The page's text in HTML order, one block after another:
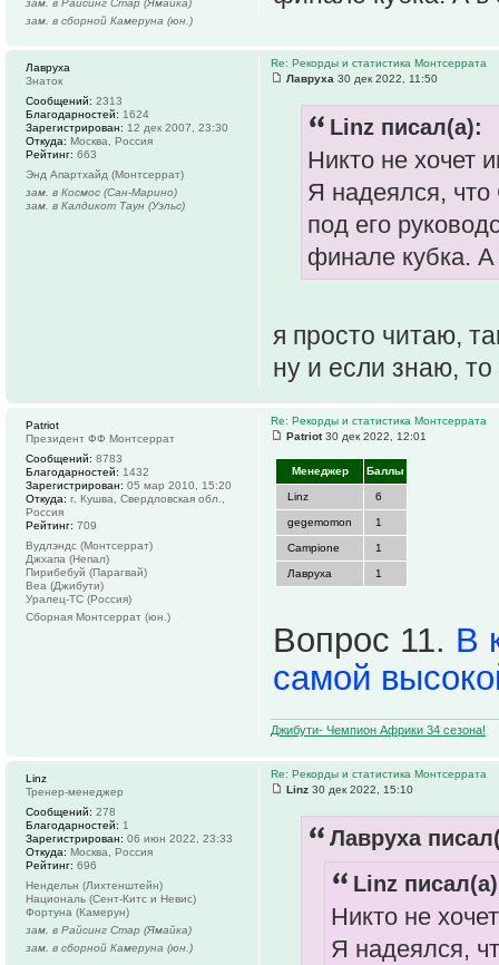
зам. в Райсинг Стар (Ямайка)
зам. в сборной Камеруна (юн.)
Re: Рекорды и статистика Монтсеррата
Лавруха 30 дек 2022, 11:50
Linz писал(а):
Никто не хочет
Я надеялся, что
под его
финале кубка.
я просто читаю,
ну и если знаю, то
Лавруха
Знаток
Сообщений: 2313
Благодарностей: 1624
Зарегистрирован: 12 дек 2007, 23:30
Откуда: Москва, Россия
Рейтинг: 663
Энд Апартхайд (Монтсеррат)
зам. в Космос (Сан-Марино)
зам. в Калдикот Таун (Уэльс)
Re: Рекорды и статистика Монтсеррата
Patriot30 дек 2022, 12:01
Менеджер Баллы
Linz 6
gegemomon 1
Campione 1
Лавруха 1
Вопрос 11. В
самой
Джибути- Чемпион Африки 34 сезона!
Patriot
Президент ФФ Монтсеррат
Сообщений: 8783
Благодарностей: 1432
Зарегистрирован: 05 мар 2010, 15:20
Откуда: г. Кушва, Свердловская обл.,
Россия
Рейтинг: 709
Вудлэндс (Монтсеррат)
Джхапа (Непал)
Пирибебуй (Парагвай)
Веа (Джибути)
Уралец-ТС (Россия)
Сборная Монтсеррат (юн.)
Re: Рекорды и статистика Монтсеррата
Linz 30 дек 2022, 15:10
Лавруха
Linz
Никто не
Я надеялся,
Linz
Тренер-менеджер
Сообщений: 278
Благодарностей: 1
Зарегистрирован: 06 июн 2022, 23:33
Откуда: Москва, Россия
Рейтинг: 696
Нендельн (Лихтенштейн)
Националь (Сент-Китс и Невис)
Фортуна (Камерун)
зам. в Райсинг Стар (Ямайка)
зам. в сборной Камеруна (юн.)